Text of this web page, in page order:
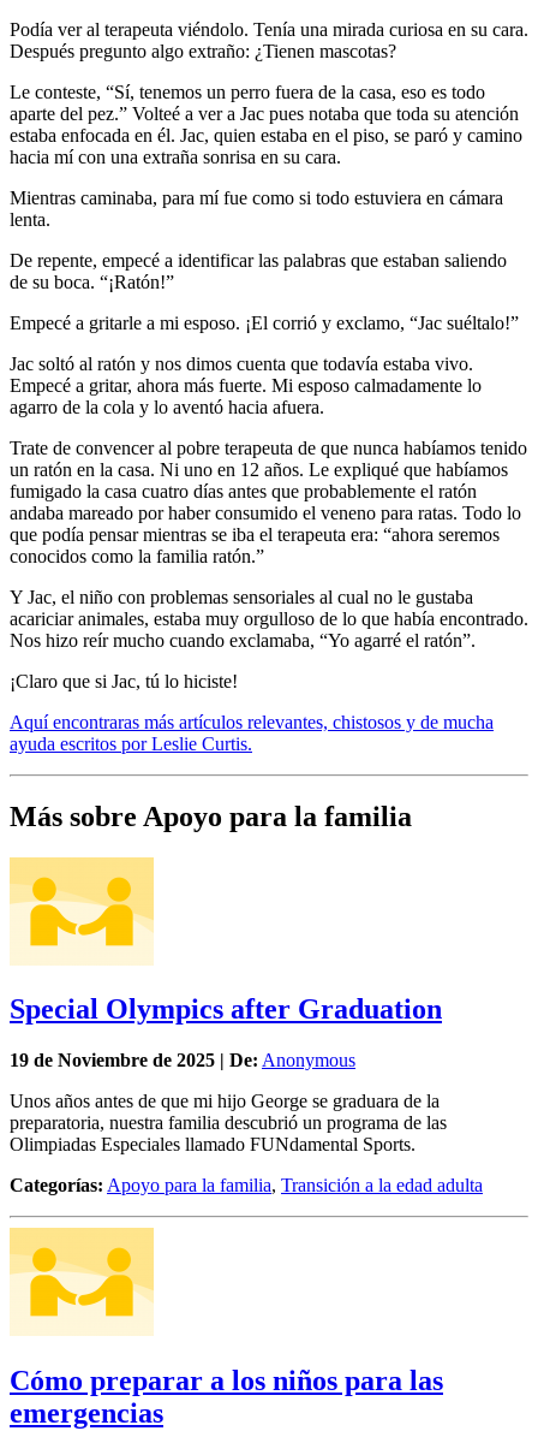
Podía ver al terapeuta viéndolo. Tenía una mirada curiosa en su cara.
Después pregunto algo extraño: ¿Tienen mascotas?
Le conteste, “Sí, tenemos un perro fuera de la casa, eso es todo
aparte del pez.” Volteé a ver a Jac pues notaba que toda su atención
estaba enfocada en él. Jac, quien estaba en el piso, se paró y camino
hacia mí con una extraña sonrisa en su cara.
Mientras caminaba, para mí fue como si todo estuviera en cámara
lenta.
De repente, empecé a identificar las palabras que estaban saliendo
de su boca. “¡Ratón!”
Empecé a gritarle a mi esposo. ¡El corrió y exclamo, “Jac suéltalo!”
Jac soltó al ratón y nos dimos cuenta que todavía estaba vivo.
Empecé a gritar, ahora más fuerte. Mi esposo calmadamente lo
agarro de la cola y lo aventó hacia afuera.
Trate de convencer al pobre terapeuta de que nunca habíamos tenido
un ratón en la casa. Ni uno en 12 años. Le expliqué que habíamos
fumigado la casa cuatro días antes que probablemente el ratón
andaba mareado por haber consumido el veneno para ratas. Todo lo
que podía pensar mientras se iba el terapeuta era: “ahora seremos
conocidos como la familia ratón.”
Y Jac, el niño con problemas sensoriales al cual no le gustaba
acariciar animales, estaba muy orgulloso de lo que había encontrado.
Nos hizo reír mucho cuando exclamaba, “Yo agarré el ratón”.
¡Claro que si Jac, tú lo hiciste!
Aquí encontraras más artículos relevantes, chistosos y de mucha
ayuda escritos por Leslie Curtis.
Más sobre Apoyo para la familia
Special Olympics after Graduation
19 de Noviembre de 2025 | De: Anonymous
Unos años antes de que mi hijo George se graduara de la
preparatoria, nuestra familia descubrió un programa de las
Olimpiadas Especiales llamado FUNdamental Sports.
Categorías: Apoyo para la familia, Transición a la edad adulta
Cómo preparar a los niños para las
emergencias